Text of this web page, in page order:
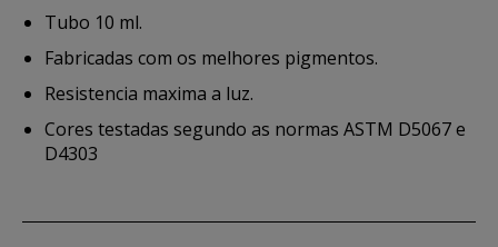
Tubo 10 ml.
Fabricadas com os melhores pigmentos.
Resistencia maxima a luz.
Cores testadas segundo as normas ASTM D5067 e
D4303